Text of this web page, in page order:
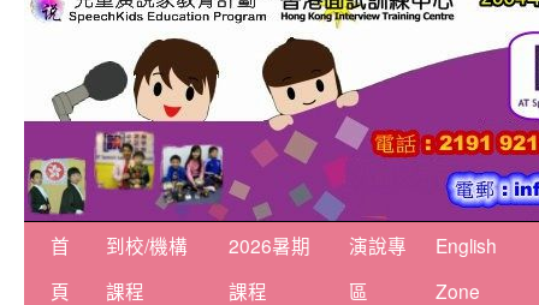
首
頁
到校/機構
課程
2026暑期
課程
演說專
區
English
Zone